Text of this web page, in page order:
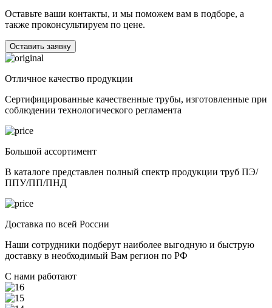
Оставьте ваши контакты, и мы поможем вам в подборе, а
также проконсультируем по цене.
Оставить заявку
Отличное качество продукции
Сертифицированные качественные трубы, изготовленные при
соблюдении технологического регламента
Большой ассортимент
В каталоге представлен полный спектр продукции труб ПЭ/
ППУ/ПП/ПНД
Доставка по всей России
Наши сотрудники подберут наиболее выгодную и быструю
доставку в необходимый Вам регион по РФ
С нами работают